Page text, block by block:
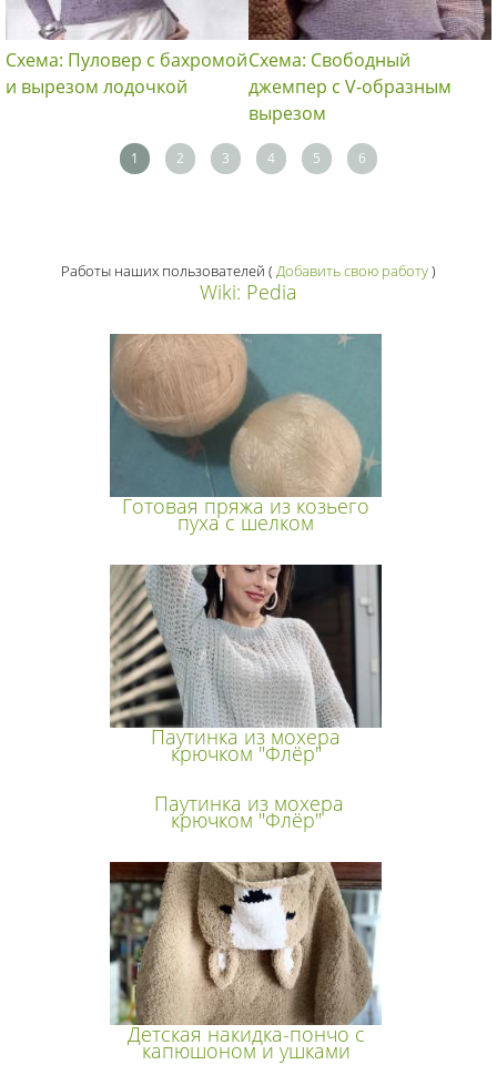
Схема: Пуловер с бахромой
и вырезом лодочкой
Схема: Свободный
джемпер с V-образным
вырезом
1 2 3 4 5 6
Работы наших пользователей ( Добавить свою работу)
Wiki: Pedia
Готовая пряжа из козьего
пуха с шелком
Паутинка из мохера
крючком "Флёр"
Паутинка из мохера
крючком "Флёр"
Детская накидка-пончо с
капюшоном и ушками